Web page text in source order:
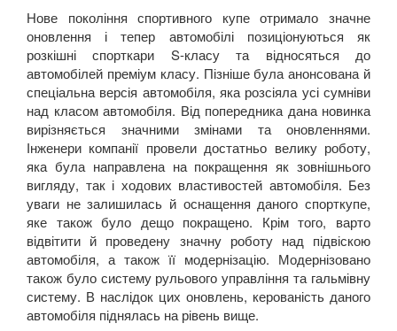
Нове покоління спортивного купе отримало значне
оновлення і тепер автомобілі позиціонуються як
розкішні спорткари S-класу та відносяться до
автомобілей преміум класу. Пізніше була анонсована й
спеціальна версія автомобіля, яка розсіяла усі сумніви
над класом автомобіля. Від попередника дана новинка
вирізняється значними змінами та оновленнями.
Інженери компанії провели достатньо велику роботу,
яка була направлена на покращення як зовнішнього
вигляду, так і ходових властивостей автомобіля. Без
уваги не залишилась й оснащення даного спорткупе,
яке також було дещо покращено. Крім того, варто
відвітити й проведену значну роботу над підвіскою
автомобіля, а також її модернізацію. Модернізовано
також було систему рульового управління та гальмівну
систему. В наслідок цих оновлень, керованість даного
автомобіля піднялась на рівень вище.